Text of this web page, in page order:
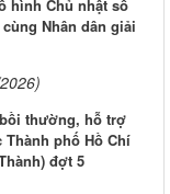
hình Chủ nhật số
Nhân dân giải
thường, hỗ trợ
phố Hồ Chí
đợt 5